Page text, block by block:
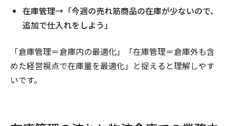
在庫管理→「今週の売れ筋商品の在庫が少ないので、
追加で仕入れをしよう」
「倉庫管理＝倉庫内の最適化」「在庫管理＝倉庫外も含
めた経営視点で在庫量を最適化」と捉えると理解しやす
いです。